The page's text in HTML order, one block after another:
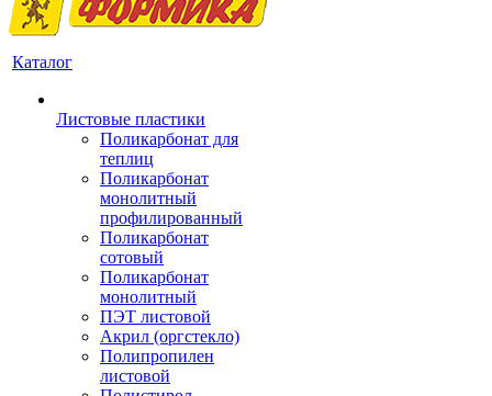
Каталог
Листовые пластики
Поликарбонат для
теплиц
Поликарбонат
монолитный
профилированный
Поликарбонат
сотовый
Поликарбонат
монолитный
ПЭТ листовой
Акрил (оргстекло)
Полипропилен
листовой